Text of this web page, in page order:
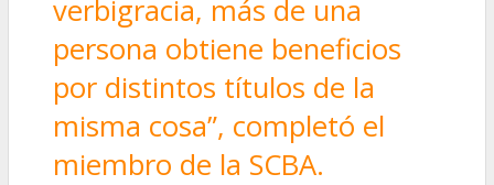
verbigracia, más de una
persona obtiene beneficios
por distintos títulos de la
misma cosa”, completó el
miembro de la SCBA.